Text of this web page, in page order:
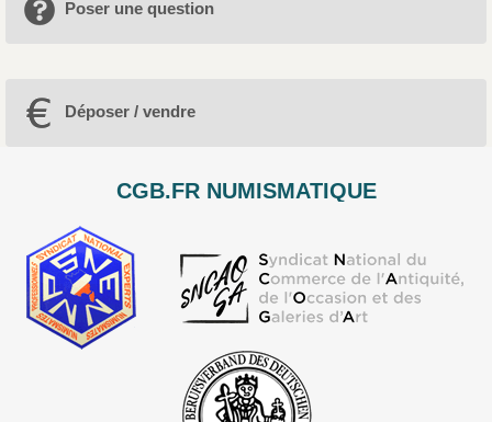
Poser une question
Déposer / vendre
CGB.FR NUMISMATIQUE